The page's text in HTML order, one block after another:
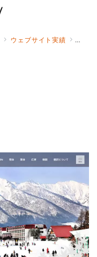
ウェブサイト実績 鳴子